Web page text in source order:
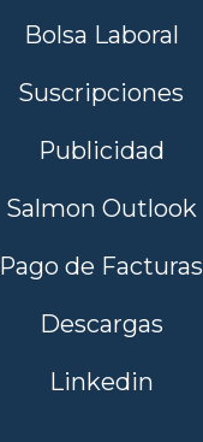
Bolsa Laboral
Suscripciones
Publicidad
Salmon Outlook
Pago de Facturas
Descargas
Linkedin